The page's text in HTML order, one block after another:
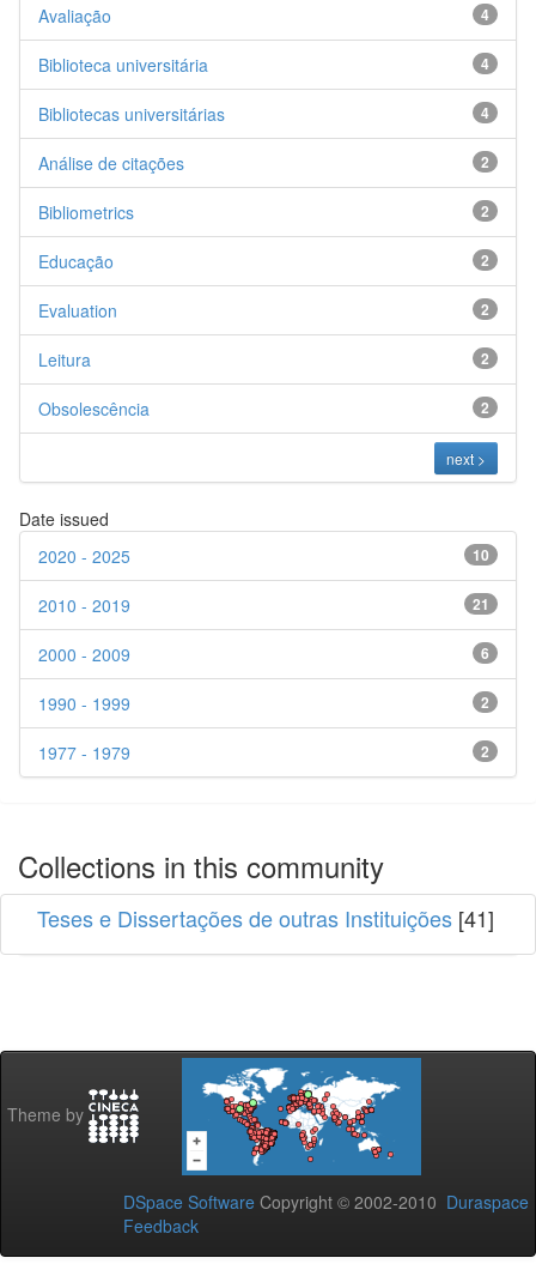
4
Avaliação
4
Biblioteca universitária
4
Bibliotecas universitárias
2
Análise de citações
2
Bibliometrics
2
Educação
2
Evaluation
2
Leitura
2
Obsolescência
next >
Date issued
10
2020 - 2025
21
2010 - 2019
6
2000 - 2009
2
1990 - 1999
2
1977 - 1979
Collections in this community
Teses e Dissertações de outras Instituições [41]
Theme by
DSpace Software Copyright © 2002-2010 Duraspace
Feedback